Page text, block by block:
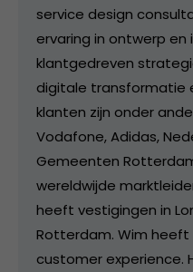
service design
ervaring in ontwerp
klantgedreven
digitale transformatie
klanten zijn onder
Vodafone, Adidas,
Gemeenten
wereldwijde
heeft vestigingen in
Rotterdam. Wim heeft
customer experience.